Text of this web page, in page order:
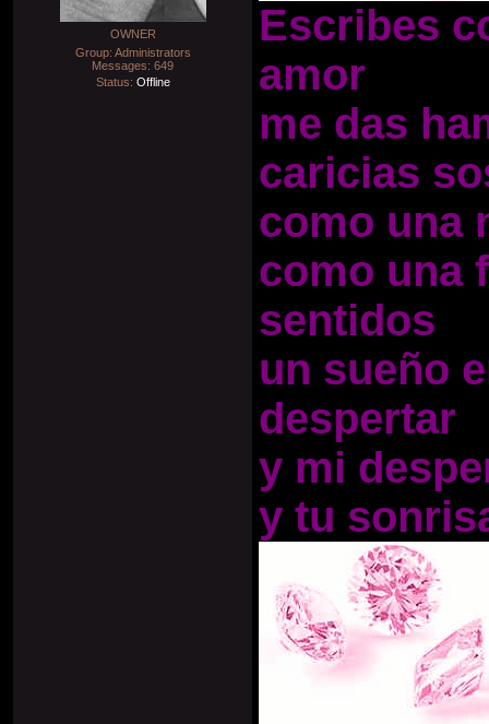
OWNER
Group: Administrators
Messages: 649
Status: Offline
Escribes
amor
me das
caricias
como una
como una
sentidos
un sueño
despertar
y mi
y tu